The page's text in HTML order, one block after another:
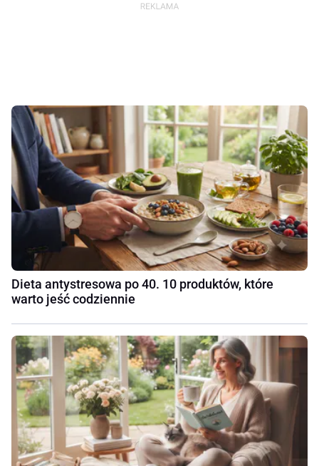
Dieta antystresowa po 40. 10 produktów, które
warto jeść codziennie